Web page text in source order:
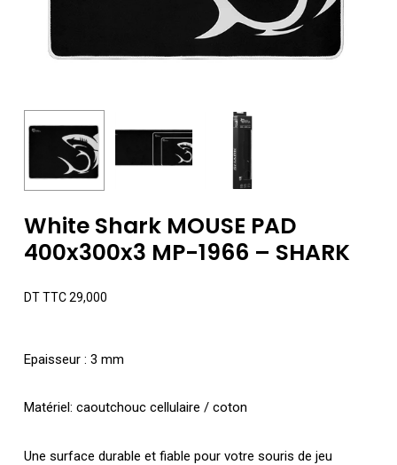
White Shark MOUSE PAD
400x300x3 MP-1966 – SHARK
DT TTC29,000
Epaisseur : 3 mm
Matériel: caoutchouc cellulaire / coton
Une surface durable et fiable pour votre souris de jeu